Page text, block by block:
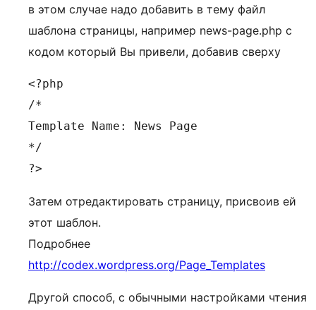
в этом случае надо добавить в тему файл
шаблона страницы, например news-page.php с
кодом который Вы привели, добавив сверху
<?php
/*
Template Name: News Page
*/
?>
Затем отредактировать страницу, присвоив ей
этот шаблон.
Подробнее
http://codex.wordpress.org/Page_Templates
Другой способ, с обычными настройками чтения